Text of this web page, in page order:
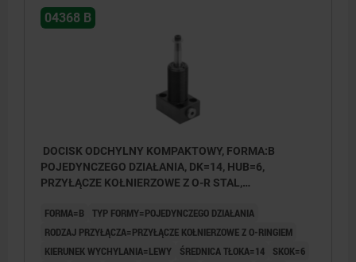
04368 B
DOCISK ODCHYLNY KOMPAKTOWY, FORMA:B
POJEDYNCZEGO DZIAŁANIA, DK=14, HUB=6,
PRZYŁĄCZE KOŁNIERZOWE Z O-R STAL,
FORMA=B TYP FORMY=POJEDYNCZEGO DZIAŁANIA
RODZAJ PRZYŁĄCZA=PRZYŁĄCZE KOŁNIERZOWE Z O-RINGIEM
KIERUNEK WYCHYLANIA=LEWY
ŚREDNICA TŁOKA=14
SKOK=6